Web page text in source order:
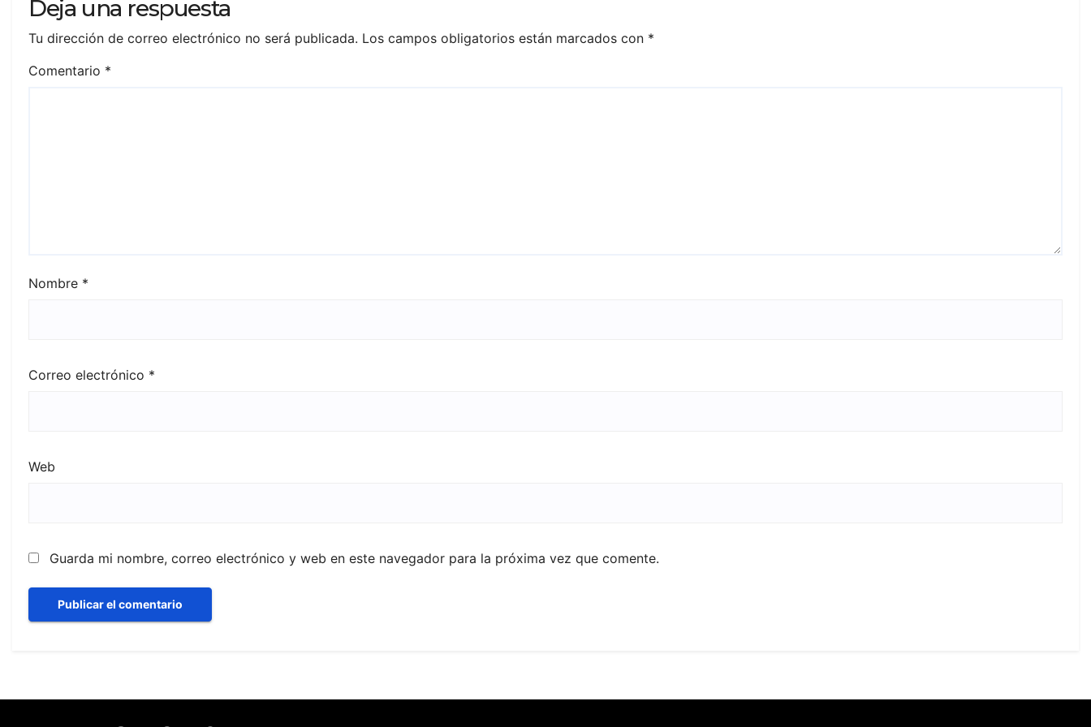
Deja una respuesta
Tu dirección de correo electrónico no será publicada. Los campos obligatorios están marcados con *
Comentario *
Nombre *
Correo electrónico *
Web
Guarda mi nombre, correo electrónico y web en este navegador para la próxima vez que comente.